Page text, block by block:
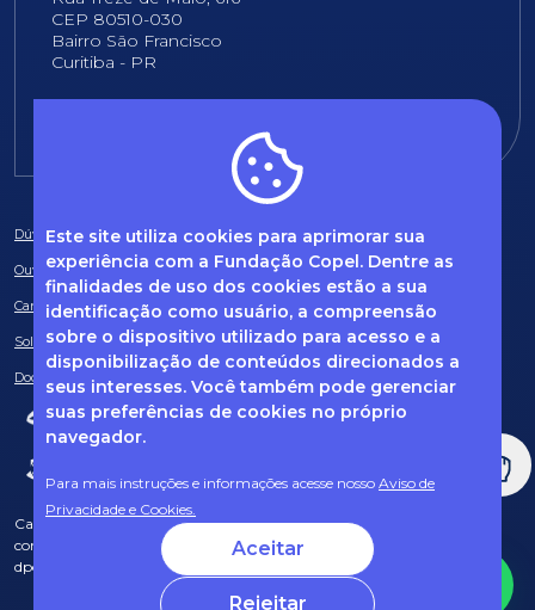
Este site utiliza cookies para aprimorar sua
experiência com a Fundação Copel. Dentre as
finalidades de uso dos cookies estão a sua
identificação como usuário, a compreensão
sobre o dispositivo utilizado para acesso e a
disponibilização de conteúdos direcionados a
seus interesses. Você também pode gerenciar
suas preferências de cookies no próprio
navegador.
Para mais instruções e informações acesse nosso Aviso de
Privacidade e Cookies.
Aceitar
Rejeitar
CEP 80510-030
Bairro São Francisco
Curitiba - PR
Dúvidas frequentes
Ouvidoria
Canal de Denúncias
Solicitação de informações
Documentos obrigatórios
Caso tenha dúvidas sobre Privacidade de Dados e LGPD, entre em
contato com o nosso DPO (encarregado de dados) via e-mail:
dpo@fcopel.org.br